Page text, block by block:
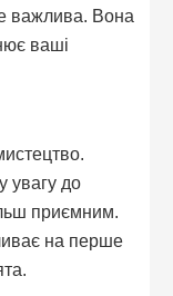
важлива. Вона
ваші
увагу до
приємним.
на перше